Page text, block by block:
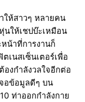
ให้สาวๆ หลายคน
ให้เชปบ๊ะเหมือน
น้าที่การงานก็
เนสเซ็นเตอร์เพื่อ
งกำลังวลใจอีกต่อ
อข้อมูลดีๆ บน
ท่าออกกำลังกาย